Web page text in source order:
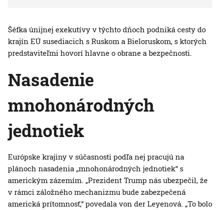
Šéfka únijnej exekutívy v týchto dňoch podniká cesty do
krajín EÚ susediacich s Ruskom a Bieloruskom, s ktorých
predstaviteľmi hovorí hlavne o obrane a bezpečnosti.
Nasadenie
mnohonárodných
jednotiek
Európske krajiny v súčasnosti podľa nej pracujú na
plánoch nasadenia „mnohonárodných jednotiek“ s
americkým zázemím. „Prezident Trump nás ubezpečil, že
v rámci záložného mechanizmu bude zabezpečená
americká prítomnosť,“ povedala von der Leyenová. „To bolo